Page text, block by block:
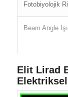
Fotobiyolojik
Beam Angle
Elit Lirad